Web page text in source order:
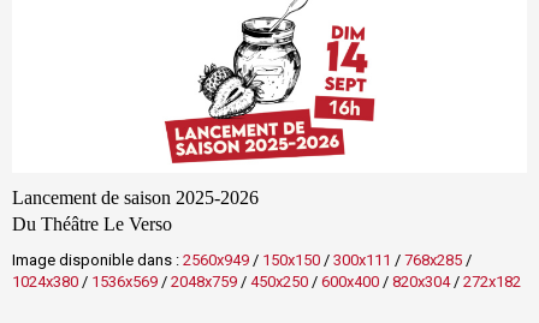
Lancement de saison 2025-2026
Du Théâtre Le Verso
Image disponible dans : 2560x949 / 150x150 / 300x111 / 768x285 /
1024x380 / 1536x569 / 2048x759 / 450x250 / 600x400 / 820x304/ 272x182